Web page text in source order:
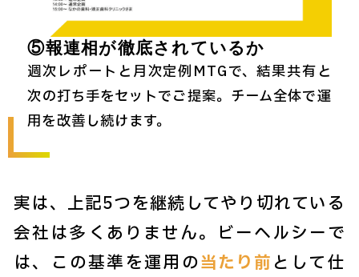
⑤報連相が徹底されているか
週次レポートと月次定例MTGで、結果共有と
次の打ち手をセットでご提案。チーム全体で運
用を改善し続けます。
実は、上記5つを継続してやり切れている
会社は多くありません。ビーヘルシーで
は、この基準を運用の当たり前として仕